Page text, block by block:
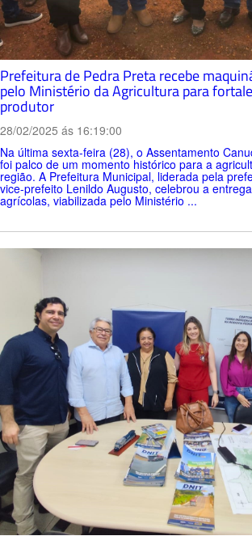
Prefeitura de Pedra Preta recebe
pelo Ministério da Agricultura para
produtor
28/02/2025 ás 16:19:00
Na última sexta-feira (28), o Assentamento
foi palco de um momento histórico para a
região. A Prefeitura Municipal, liderada pela
vice-prefeito Lenildo Augusto, celebrou a
agrícolas, viabilizada pelo Ministério ...